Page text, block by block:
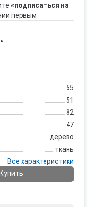
«подписаться на
первым
55
51
82
47
дерево
ткань
Все характеристики
Купить